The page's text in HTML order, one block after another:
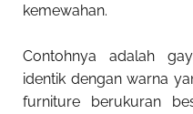
kemewahan.
Contohnya adalah
identik dengan warna
furniture berukuran